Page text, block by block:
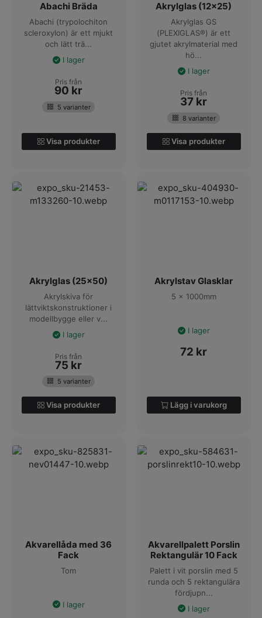
Abachi Bräda
Abachi (trypolochiton
scleroxylon) är ett mjukt
och lätt trä...
I lager
Pris från
90 kr
5 varianter
Visa produkter
Akrylglas (12x25)
Akrylglas GS
(PLEXIGLAS®) är ett
gjutet akrylmaterial med
hö...
I lager
Pris från
37 kr
8 varianter
Visa produkter
Akrylglas (25x50)
Akrylskiva för
lättviktskonstruktioner i
modellbygge eller v...
I lager
Pris från
75 kr
5 varianter
Visa produkter
Akrylstav Glasklar
5 x 1000mm
I lager
72 kr
Lägg i varukorg
Akvarellåda med 36
Fack
Tom
I lager
Akvarellpalett Porslin
Rektangulär 10 Fack
Palett i vit porslin med 5
runda och 5 rektangulära
fördjupn...
I lager